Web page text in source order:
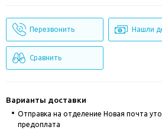
Перезвонить Нашли
Сравнить
Варианты доставки
Отправка на отделение Новая почта
предоплата